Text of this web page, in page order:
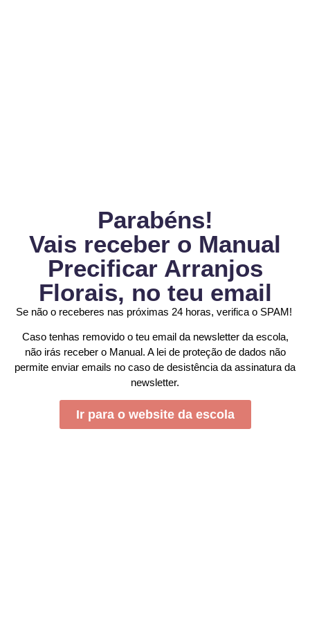
Parabéns!
Vais receber o Manual
Precificar Arranjos
Florais, no teu email
Se não o receberes nas próximas 24 horas, verifica o SPAM!
Caso tenhas removido o teu email da newsletter da escola,
não irás receber o Manual. A lei de proteção de dados não
permite enviar emails no caso de desistência da assinatura da
newsletter.
Ir para o website da escola